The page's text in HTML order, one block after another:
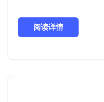
阅读详情